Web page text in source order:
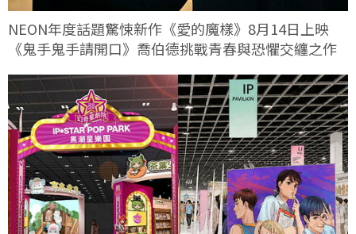
NEON年度話題驚悚新作《愛的魔樣》8月14日上映
《鬼手鬼手請開口》喬伯德挑戰青春與恐懼交纏之作